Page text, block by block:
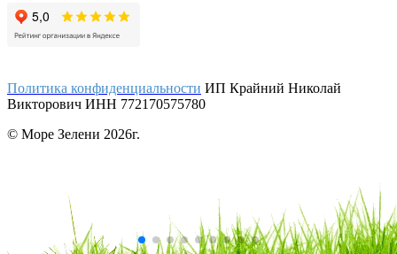
Политика конфиденциальности ИП Крайний Николай
Викторович ИНН 772170575780
© Море Зелени 2026г.